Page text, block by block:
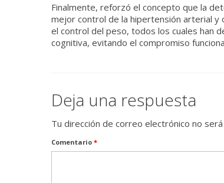
Finalmente, reforzó el concepto que la
mejor control de la hipertensión arterial y
el control del peso, todos los cuales han
cognitiva, evitando el compromiso
Deja una respuesta
Tu dirección de correo electrónico no será
Comentario *